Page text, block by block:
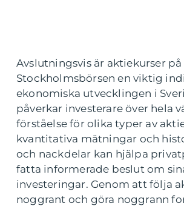
Avslutningsvis är aktiekurser på
Stockholmsbörsen en viktig
ekonomiska utvecklingen i
påverkar investerare över hela
förståelse för olika typer av
kvantitativa mätningar och
och nackdelar kan hjälpa
fatta informerade beslut om
investeringar. Genom att följa
noggrant och göra noggrann